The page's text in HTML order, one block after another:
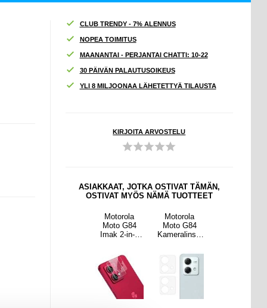
CLUB TRENDY - 7% ALENNUS
NOPEA TOIMITUS
MAANANTAI - PERJANTAI CHATTI: 10-22
30 PÄIVÄN PALAUTUSOIKEUS
YLI 8 MILJOONAA LÄHETETTYÄ TILAUSTA
KIRJOITA ARVOSTELU
ASIAKKAAT, JOTKA OSTIVAT TÄMÄN,
OSTIVAT MYÖS NÄMÄ TUOTTEET
Motorola
Moto G84
Imak 2-in-1
Kameralinssi
n
Panssarilasi -
9H
Motorola
Moto G84
Kameralinssi
Panssarilasi -
2 Kpl.